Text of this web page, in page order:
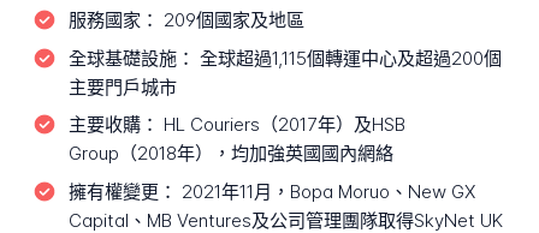
服務國家： 209個國家及地區
全球基礎設施： 全球超過1,115個轉運中心及超過200個
主要門戶城市
主要收購： HL Couriers（2017年）及HSB
Group（2018年），均加強英國國內網絡
擁有權變更： 2021年11月，Bopa Moruo、New GX
Capital、MB Ventures及公司管理團隊取得SkyNet UK